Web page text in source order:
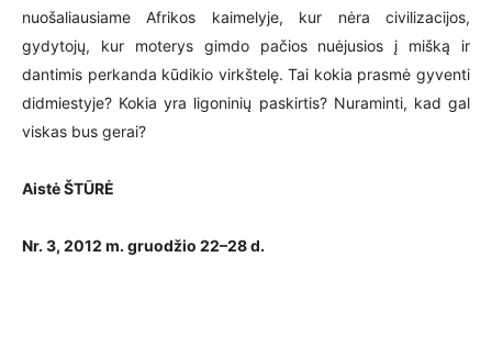
nuošaliausiame Afrikos kaimelyje, kur nėra civilizacijos,
gydytojų, kur moterys gimdo pačios nuėjusios į mišką ir
dantimis perkanda kūdikio virkštelę. Tai kokia prasmė gyventi
didmiestyje? Kokia yra ligoninių paskirtis? Nuraminti, kad gal
viskas bus gerai?
Aistė ŠTŪRĖ
Nr. 3, 2012 m. gruodžio 22–28 d.